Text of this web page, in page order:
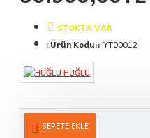
STOKTA VAR
Ürün Kodu:: YT00012
HUĞLU
SEPETE EKLE